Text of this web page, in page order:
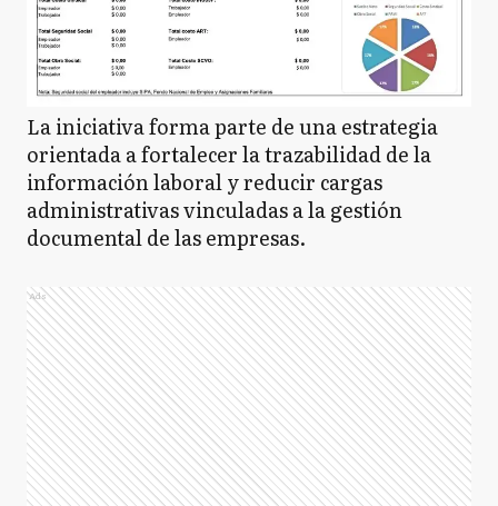
La iniciativa forma parte de una estrategia
orientada a fortalecer la trazabilidad de la
información laboral y reducir cargas
administrativas vinculadas a la gestión
documental de las empresas.
Ads